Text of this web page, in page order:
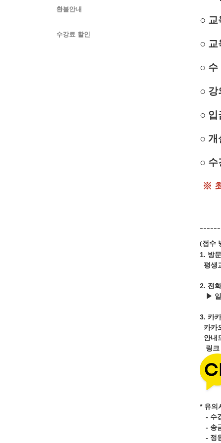
○ 교
○ 교
○ 수
○ 강
○ 입
○ 개
○ 수
※
(접수
1. 방문
평생
2. 전화
▶ 일
3. 카
카카
안내
링크
* 유의
- 수
- 송
- 정
환불안내
수강료 할인